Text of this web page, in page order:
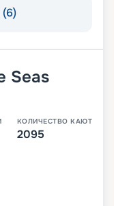
Seas
КОЛИЧЕСТВО КАЮТ
2095